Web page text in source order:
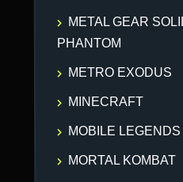
METAL GEAR
PHANTOM
METRO EXODUS
MINECRAFT
MOBILE LEGENDS
MORTAL KOMBAT